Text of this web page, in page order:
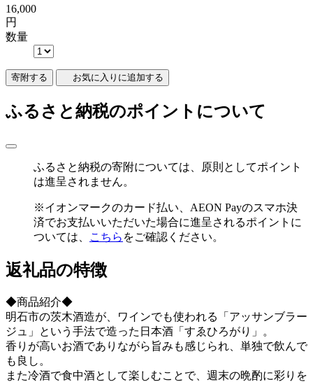
16,000
円
数量
寄附する お気に入りに追加する
ふるさと納税のポイントについて
ふるさと納税の寄附については、原則としてポイント
は進呈されません。
※イオンマークのカード払い、AEON Payのスマホ決
済でお支払いいただいた場合に進呈されるポイントに
ついては、
こちら をご確認ください。
返礼品の特徴
◆商品紹介◆
明石市の茨木酒造が、ワインでも使われる「アッサンブラー
ジュ」という手法で造った日本酒「すゑひろがり」。
香りが高いお酒でありながら旨みも感じられ、単独で飲んで
も良し。
また冷酒で食中酒として楽しむことで、週末の晩酌に彩りを